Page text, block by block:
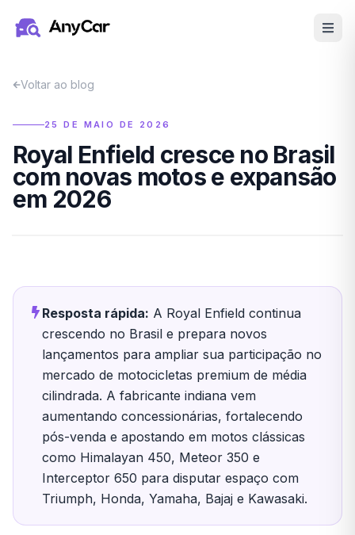
Voltar ao blog
25 DE MAIO DE 2026
Royal Enfield cresce no Brasil
com novas motos e expansão
em 2026
Resposta rápida: A Royal Enfield continua
crescendo no Brasil e prepara novos
lançamentos para ampliar sua participação no
mercado de motocicletas premium de média
cilindrada. A fabricante indiana vem
aumentando concessionárias, fortalecendo
pós-venda e apostando em motos clássicas
como Himalayan 450, Meteor 350 e
Interceptor 650 para disputar espaço com
Triumph, Honda, Yamaha, Bajaj e Kawasaki.